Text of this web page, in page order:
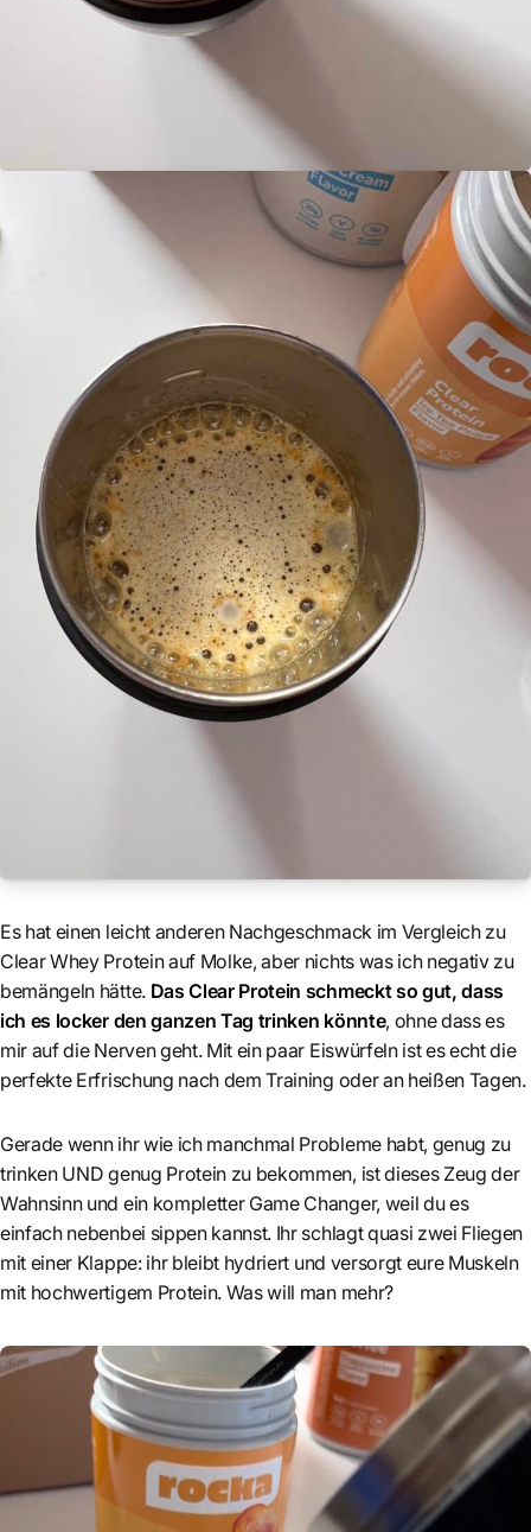
Es hat einen leicht anderen Nachgeschmack im Vergleich zu
Clear Whey Protein auf Molke, aber nichts was ich negativ zu
bemängeln hätte. Das Clear Protein schmeckt so gut, dass
ich es locker den ganzen Tag trinken könnte, ohne dass es
mir auf die Nerven geht. Mit ein paar Eiswürfeln ist es echt die
perfekte Erfrischung nach dem Training oder an heißen Tagen.
Gerade wenn ihr wie ich manchmal Probleme habt, genug zu
trinken UND genug Protein zu bekommen, ist dieses Zeug der
Wahnsinn und ein kompletter Game Changer, weil du es
einfach nebenbei sippen kannst. Ihr schlagt quasi zwei Fliegen
mit einer Klappe: ihr bleibt hydriert und versorgt eure Muskeln
mit hochwertigem Protein. Was will man mehr?